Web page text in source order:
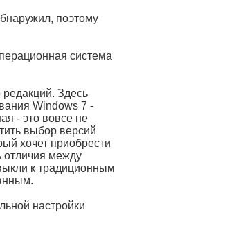
поэтому
система
Здесь
Windows 7 -
- это вовсе не
выбор версий
хочет приобрести
отличия между
к традиционным
настройки